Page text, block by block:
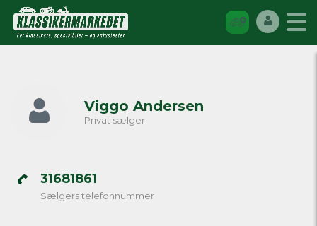
Viggo Andersen
Privat sælger
31681861
Sælgers telefonnummer